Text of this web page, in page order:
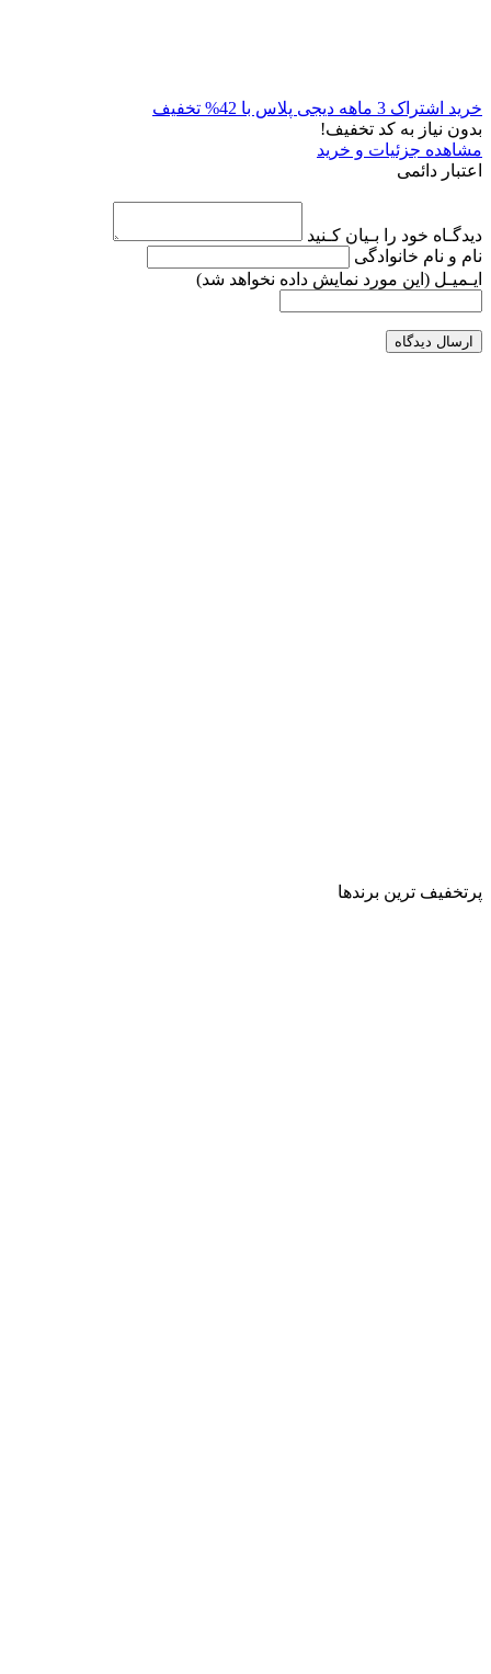
خرید اشتراک 3 ماهه دیجی پلاس با 42% تخفیف
بدون نیاز به کد تخفیف!
مشاهده جزئیات و خرید
اعتبار دائمی
دیدگـاه خود را بـیان کـنید
نام و نام خانوادگی
ایـمیـل (این مورد نمایش داده نخواهد شد)
ارسال دیدگاه
پرتخفیف ترین برندها